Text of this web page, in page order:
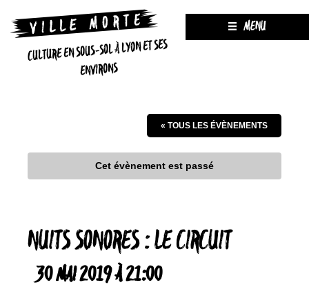
CULTURE EN SOUS-SOL À LYON ET SES
ENVIRONS
MENU
« TOUS LES ÉVÈNEMENTS
Cet évènement est passé
NUITS SONORES : LE CIRCUIT
30 MAI 2019 À 21:00